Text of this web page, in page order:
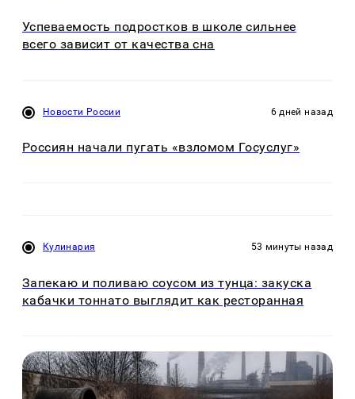
Успеваемость подростков в школе сильнее
всего зависит от качества сна
Новости России 6 дней назад
Россиян начали пугать «взломом Госуслуг»
Кулинария 53 минуты назад
Запекаю и поливаю соусом из тунца: закуска
кабачки тоннато выглядит как ресторанная